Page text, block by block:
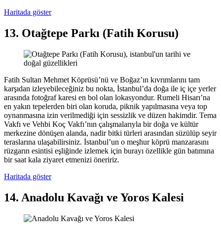
Haritada göster
13. Otağtepe Parkı (Fatih Korusu)
Fatih Sultan Mehmet Köprüsü’nü ve Boğaz’ın kıvrımlarını tam
karşıdan izleyebileceğiniz bu nokta, İstanbul’da doğa ile iç içe yerler
arasında fotoğraf karesi en bol olan lokasyondur. Rumeli Hisarı’na
en yakın tepelerden biri olan koruda, piknik yapılmasına veya top
oynanmasına izin verilmediği için sessizlik ve düzen hakimdir. Tema
Vakfı ve Vehbi Koç Vakfı’nın çalışmalarıyla bir doğa ve kültür
merkezine dönüşen alanda, nadir bitki türleri arasından süzülüp seyir
teraslarına ulaşabilirsiniz. İstanbul’un o meşhur köprü manzarasını
rüzgarın esintisi eşliğinde izlemek için burayı özellikle gün batımına
bir saat kala ziyaret etmenizi öneririz.
Haritada göster
14. Anadolu Kavağı ve Yoros Kalesi